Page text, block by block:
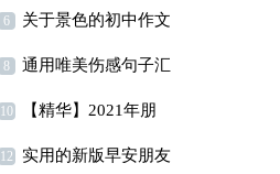
6篇
6 关于景色的初中作文
300字锦集九篇
8 通用唯美伤感句子汇
总55条
10 【精华】2021年朋
友圈语录汇编65条
12 实用的新版早安朋友